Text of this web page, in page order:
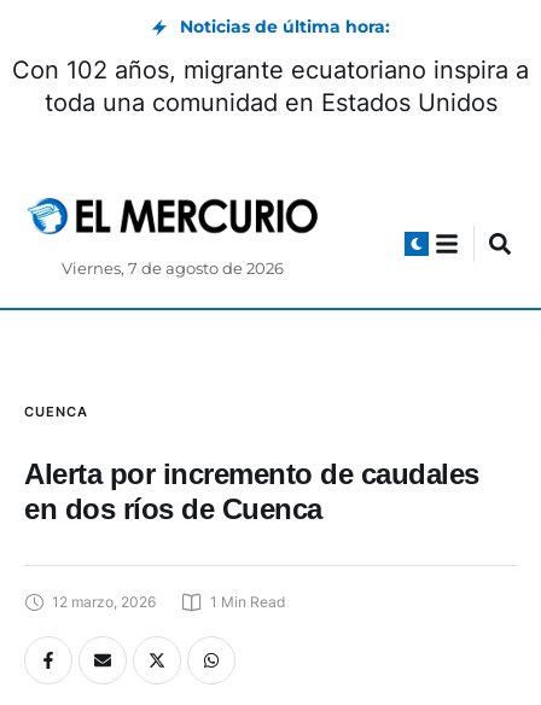
Noticias de última hora:
Con 102 años, migrante ecuatoriano inspira a
toda una comunidad en Estados Unidos
Viernes, 7 de agosto de 2026
CUENCA
Alerta por incremento de caudales
en dos ríos de Cuenca
12 marzo, 2026 1 Min Read